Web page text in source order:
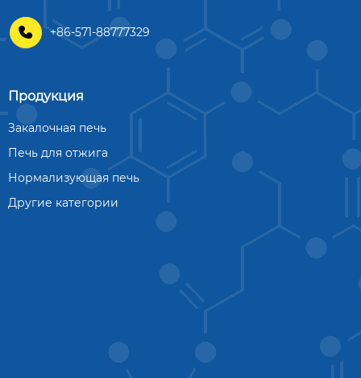
 +86-571-88777329
Продукция
Закалочная печь
Печь для отжига
Нормализующая печь
Другие категории